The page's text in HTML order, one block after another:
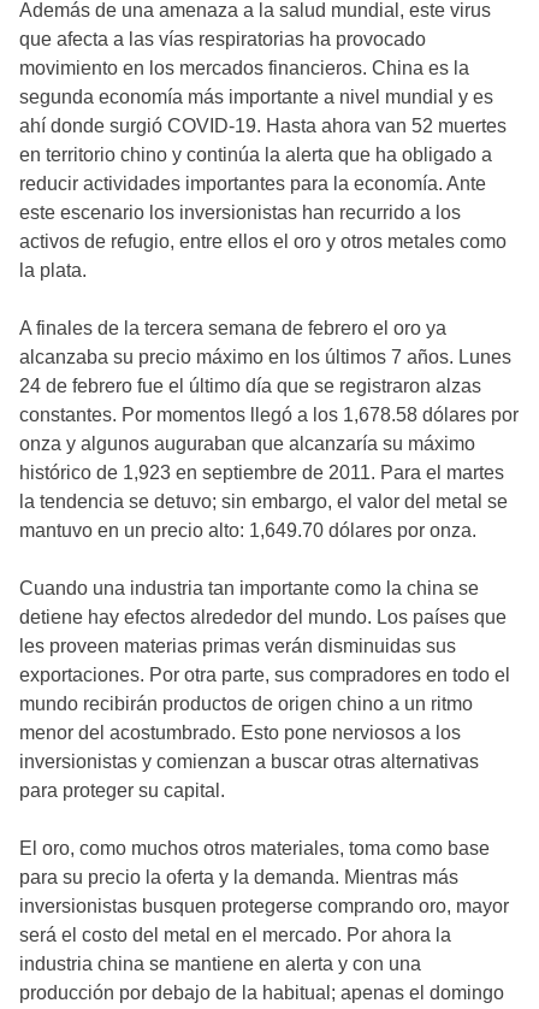
Además de una amenaza a la salud mundial, este virus
que afecta a las vías respiratorias ha provocado
movimiento en los mercados financieros. China es la
segunda economía más importante a nivel mundial y es
ahí donde surgió COVID-19. Hasta ahora van 52 muertes
en territorio chino y continúa la alerta que ha obligado a
reducir actividades importantes para la economía. Ante
este escenario los inversionistas han recurrido a los
activos de refugio, entre ellos el oro y otros metales como
la plata.
A finales de la tercera semana de febrero el oro ya
alcanzaba su precio máximo en los últimos 7 años. Lunes
24 de febrero fue el último día que se registraron alzas
constantes. Por momentos llegó a los 1,678.58 dólares por
onza y algunos auguraban que alcanzaría su máximo
histórico de 1,923 en septiembre de 2011. Para el martes
la tendencia se detuvo; sin embargo, el valor del metal se
mantuvo en un precio alto: 1,649.70 dólares por onza.
Cuando una industria tan importante como la china se
detiene hay efectos alrededor del mundo. Los países que
les proveen materias primas verán disminuidas sus
exportaciones. Por otra parte, sus compradores en todo el
mundo recibirán productos de origen chino a un ritmo
menor del acostumbrado. Esto pone nerviosos a los
inversionistas y comienzan a buscar otras alternativas
para proteger su capital.
El oro, como muchos otros materiales, toma como base
para su precio la oferta y la demanda. Mientras más
inversionistas busquen protegerse comprando oro, mayor
será el costo del metal en el mercado. Por ahora la
industria china se mantiene en alerta y con una
producción por debajo de la habitual; apenas el domingo